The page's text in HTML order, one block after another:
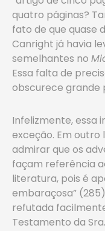
quatro páginas?
fato de que quase
Canright já havia
semelhantes no
Essa falta de
obscurece grande
Infelizmente, essa
exceção. Em outro
admirar que os
façam referência
literatura, pois é
embaraçosa”
refutada
Testamento da